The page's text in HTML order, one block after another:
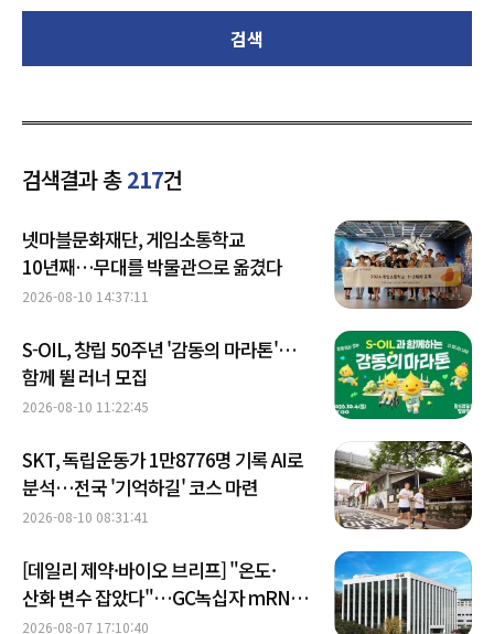
검색
검색결과 총217건
넷마블문화재단, 게임소통학교
10년째…무대를 박물관으로 옮겼다
2026-08-10 14:37:11
S-OIL, 창립 50주년 '감동의 마라톤'…
함께 뛸 러너 모집
2026-08-10 11:22:45
SKT, 독립운동가 1만8776명 기록 AI로
분석…전국 '기억하길' 코스 마련
2026-08-10 08:31:41
[데일리 제약·바이오 브리프] "온도·
산화 변수 잡았다"…GC녹십자 mRNA
플랫폼 개발 外
2026-08-07 17:10:40